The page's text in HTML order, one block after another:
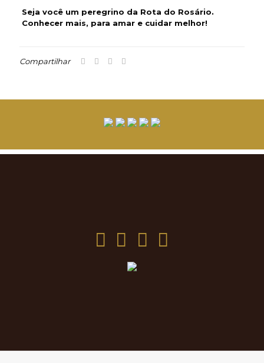
Seja você um peregrino da Rota do Rosário.
Conhecer mais, para amar e cuidar melhor!
Compartilhar